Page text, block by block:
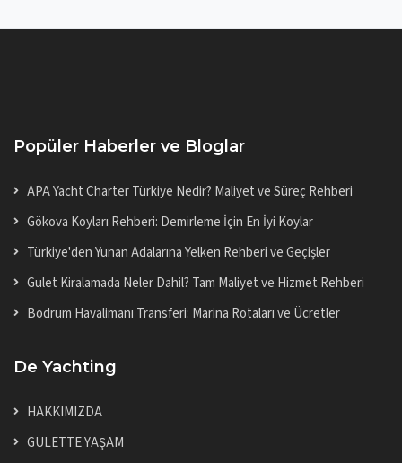
Popüler Haberler ve Bloglar
APA Yacht Charter Türkiye Nedir? Maliyet ve Süreç Rehberi
Gökova Koyları Rehberi: Demirleme İçin En İyi Koylar
Türkiye'den Yunan Adalarına Yelken Rehberi ve Geçişler
Gulet Kiralamada Neler Dahil? Tam Maliyet ve Hizmet Rehberi
Bodrum Havalimanı Transferi: Marina Rotaları ve Ücretler
De Yachting
HAKKIMIZDA
GULETTE YAŞAM